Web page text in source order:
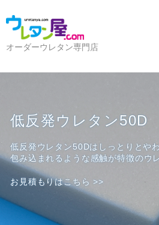
オーダーウレタン専門店
低反発ウレタン50D
低反発ウレタン50Dはしっとりとや
包み込まれるような感触が特徴のウ
お見積もりはこちら >>